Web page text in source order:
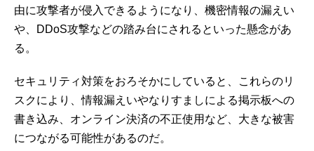
由に攻撃者が侵入できるようになり、機密情報の漏えい
や、DDoS攻撃などの踏み台にされるといった懸念があ
る。
セキュリティ対策をおろそかにしていると、これらのリ
スクにより、情報漏えいやなりすましによる掲示板への
書き込み、オンライン決済の不正使用など、大きな被害
につながる可能性があるのだ。